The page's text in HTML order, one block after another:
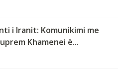
i Iranit: Komunikimi me
Khamenei ë...